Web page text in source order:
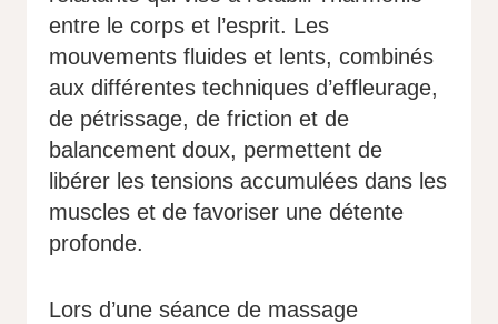
entre le corps et l’esprit. Les
mouvements fluides et lents, combinés
aux différentes techniques d’effleurage,
de pétrissage, de friction et de
balancement doux, permettent de
libérer les tensions accumulées dans les
muscles et de favoriser une détente
profonde.
Lors d’une séance de massage